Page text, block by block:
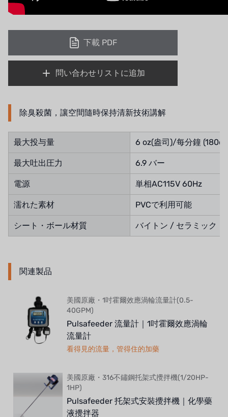
下載 PDF
問い合わせリストに追加
除臭殺菌，讓空間隨時保持清新技術講解
最大投与量 6 oz(盎司)/每分鐘
最大吐出圧力 6.9 バー
電源 単相AC115V 60Hz
濡れた素材 PVCで利用可能
シート・ボール材質 バイトン / セラミック
関連製品
美國原廠・1吋霍爾效應渦輪流量計(0.5-
40GPM)
Pulsafeeder 流量計｜1吋霍爾效應渦輪
流量計
看得見的流量，管得住的加藥
美國原廠・316不鏽鋼托架式攪拌機(1/20HP-
1HP)
Pulsafeeder 托架式安裝攪拌機｜化學藥
液攪拌器